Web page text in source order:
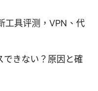
工具评测，VPN、代
きない？原因と確